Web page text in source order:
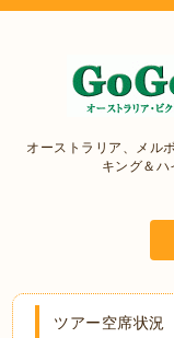
オーストラリア、メル
キング＆
ツアー空席状況